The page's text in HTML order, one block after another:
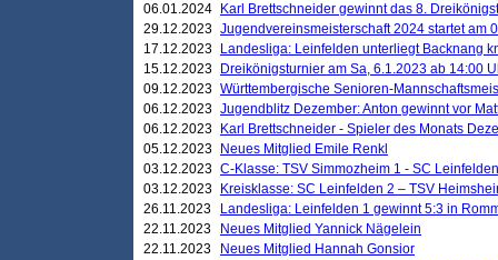
06.01.2024
Karl Brettschneider gewinnt das 8.
29.12.2023 Jugendvereinsmeisterschaft 2024 startet am
17.12.2023
Landesliga: Leinfelden unterliegt Backnang
15.12.2023
Dreikönigsturnier am Sa, 6.1.2023 ab 14:00
09.12.2023 Württembergische Senioren-
06.12.2023 Jugendblitz Dezember: Anton gewinnt vor
06.12.2023
Karl Brettschneider - Spieler des Monats
05.12.2023
Neues Mitglied Emile Renkl
03.12.2023 C-Klasse: TSV Simmozheim 1 - SC
03.12.2023
Kreisklasse: SC Leinfelden 2 – TSV
26.11.2023
Landesliga: Leinfelden 1 gewinnt 5:3 in
22.11.2023
Neues Mitglied Yannick Nägelein
22.11.2023
Neues Mitglied Hannah Gonsior